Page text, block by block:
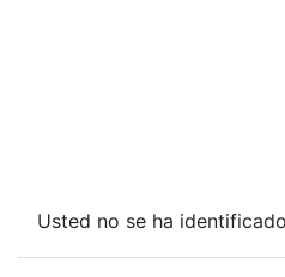
Usted no se ha